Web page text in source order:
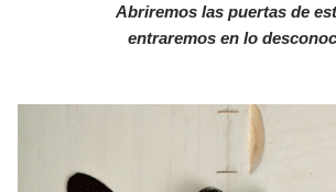
Abriremos las puertas de
entraremos en lo